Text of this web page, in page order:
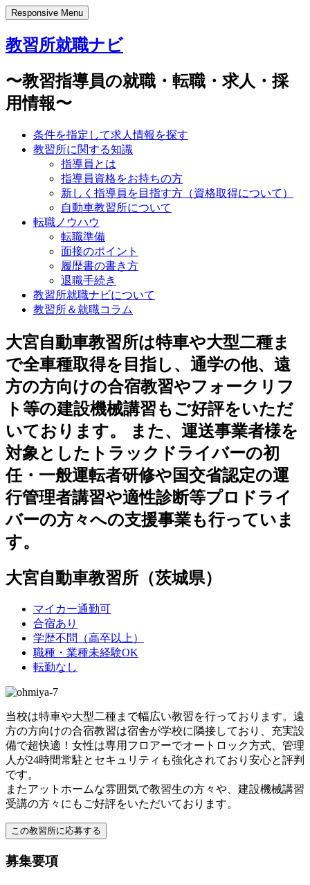
Responsive Menu
教習所就職ナビ
〜教習指導員の就職・転職・求人・採
用情報〜
条件を指定して求人情報を探す
教習所に関する知識
指導員とは
指導員資格をお持ちの方
新しく指導員を目指す方（資格取得について）
自動車教習所について
転職ノウハウ
転職準備
面接のポイント
履歴書の書き方
退職手続き
教習所就職ナビについて
教習所＆就職コラム
大宮自動車教習所は特車や大型二種ま
で全車種取得を目指し、通学の他、遠
方の方向けの合宿教習やフォークリフ
ト等の建設機械講習もご好評をいただ
いております。 また、運送事業者様を
対象としたトラックドライバーの初
任・一般運転者研修や国交省認定の運
行管理者講習や適性診断等プロドライ
バーの方々への支援事業も行っていま
す。
大宮自動車教習所（茨城県）
マイカー通勤可
合宿あり
学歴不問（高卒以上）
職種・業種未経験OK
転勤なし
当校は特車や大型二種まで幅広い教習を行っております。遠
方の方向けの合宿教習は宿舎が学校に隣接しており、充実設
備で超快適！女性は専用フロアーでオートロック方式、管理
人が24時間常駐とセキュリティも強化されており安心と評判
です。
またアットホームな雰囲気で教習生の方々や、建設機械講習
受講の方々にもご好評をいただいております。
募集要項